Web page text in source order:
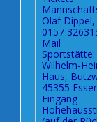
Olaf Dippel,
0157
Mail
Sportstätte:
Wilhelm-
Haus,
45355
Eingang